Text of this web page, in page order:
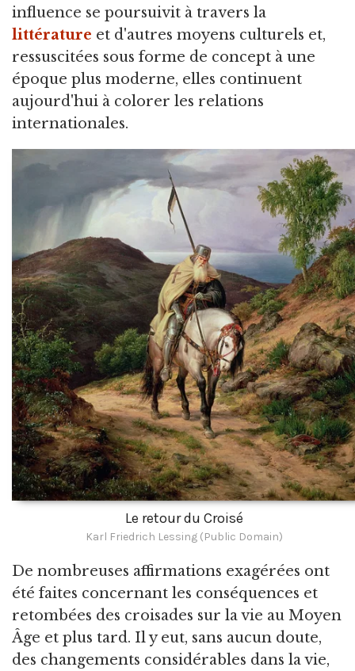
influence se poursuivit à travers la
littérature et d'autres moyens culturels et,
ressuscitées sous forme de concept à une
époque plus moderne, elles continuent
aujourd'hui à colorer les relations
internationales.
Le retour du Croisé
Karl Friedrich Lessing (Public Domain)
De nombreuses affirmations exagérées ont
été faites concernant les conséquences et
retombées des croisades sur la vie au Moyen
Âge et plus tard. Il y eut, sans aucun doute,
des changements considérables dans la vie,